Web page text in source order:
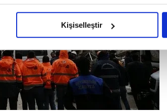
çabayı gösterdiğimizi ve bu noktada,
İnternet Sitemizde kendimize ve üçüncü
işlenmekte olup gerekli olan çerezler
sitemizin daha işlevsel kılınması ve
amaçlarıyla sınırlı olarak açık rızanız
Kişiselleştir